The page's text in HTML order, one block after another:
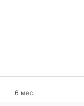
6 мес.